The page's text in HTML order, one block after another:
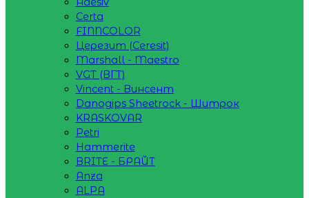
Certa
FINNCOLOR
Церезит (Ceresit)
Marshall - Maestro
VGT (ВГТ)
Vincent - Винсент
Danogips Sheetrock - Шитрок
KRASKOVAR
Petri
Hammerite
BRITE - БРАЙТ
Anza
ALPA